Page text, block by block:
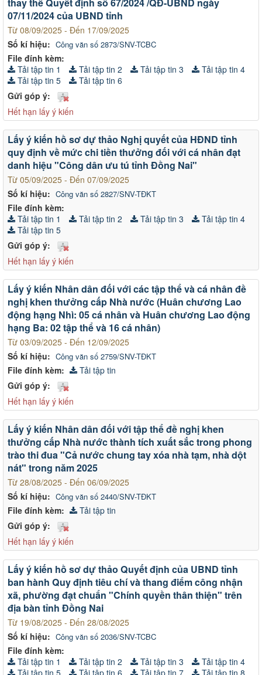
Số kí hiệu: Công văn số 2873/SNV-TCBC
07/11/2024 của UBND tỉnh
Từ 08/09/2025 - Đến 17/09/2025
File đính kèm:
Tải tập tin 1
Tải tập tin 2 Tải tập tin 3
Tải tập tin 4
Tải tập tin 5
Tải tập tin 6
Gửi góp ý:
Hết hạn lấy ý kiến
Số kí hiệu: Công văn số 2827/SNV-TĐKT
Lấy ý kiến hồ sơ dự thảo Nghị quyết của HĐND tỉnh
quy định về mức chi tiền thưởng đối với cá nhân đạt
danh hiệu "Công dân ưu tú tỉnh Đồng Nai"
Từ 05/09/2025 - Đến 07/09/2025
File đính kèm:
Tải tập tin 1
Tải tập tin 2 Tải tập tin 3
Tải tập tin 4
Tải tập tin 5
Gửi góp ý:
Hết hạn lấy ý kiến
Số kí hiệu: Công văn số 2759/SNV-TĐKT
Lấy ý kiến Nhân dân đối với các tập thể và cá nhân đề
nghị khen thưởng cấp Nhà nước (Huân chương Lao
động hạng Nhì: 05 cá nhân và Huân chương Lao động
hạng Ba: 02 tập thể và 16 cá nhân)
Từ 03/09/2025 - Đến 12/09/2025
File đính kèm:
Tải tập tin
Gửi góp ý:
Hết hạn lấy ý kiến
Số kí hiệu: Công văn số 2440/SNV-TĐKT
Lấy ý kiến Nhân dân đối với tập thể đề nghị khen
thưởng cấp Nhà nước thành tích xuất sắc trong phong
trào thi đua "Cả nước chung tay xóa nhà tạm, nhà dột
nát" trong năm 2025
Từ 28/08/2025 - Đến 06/09/2025
File đính kèm:
Tải tập tin
Gửi góp ý:
Hết hạn lấy ý kiến
Số kí hiệu: Công văn số 2036/SNV-TCBC
Lấy ý kiến hồ sơ dự thảo Quyết định của UBND tỉnh
ban hành Quy định tiêu chí và thang điểm công nhận
xã, phường đạt chuẩn "Chính quyền thân thiện" trên
địa bàn tỉnh Đồng Nai
Từ 19/08/2025 - Đến 28/08/2025
File đính kèm:
Tải tập tin 1
Tải tập tin 2 Tải tập tin 3
Tải tập tin 4
Tải tập tin 5
Tải tập tin 6 Tải tập tin 7
Tải tập tin 8